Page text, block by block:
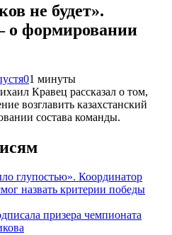
не будет».
формировании
01 минуты
Кравец рассказал о том,
возглавить казахстанский
состава команды.
глупостью». Координатор
назвать критерии победы
призера чемпионата